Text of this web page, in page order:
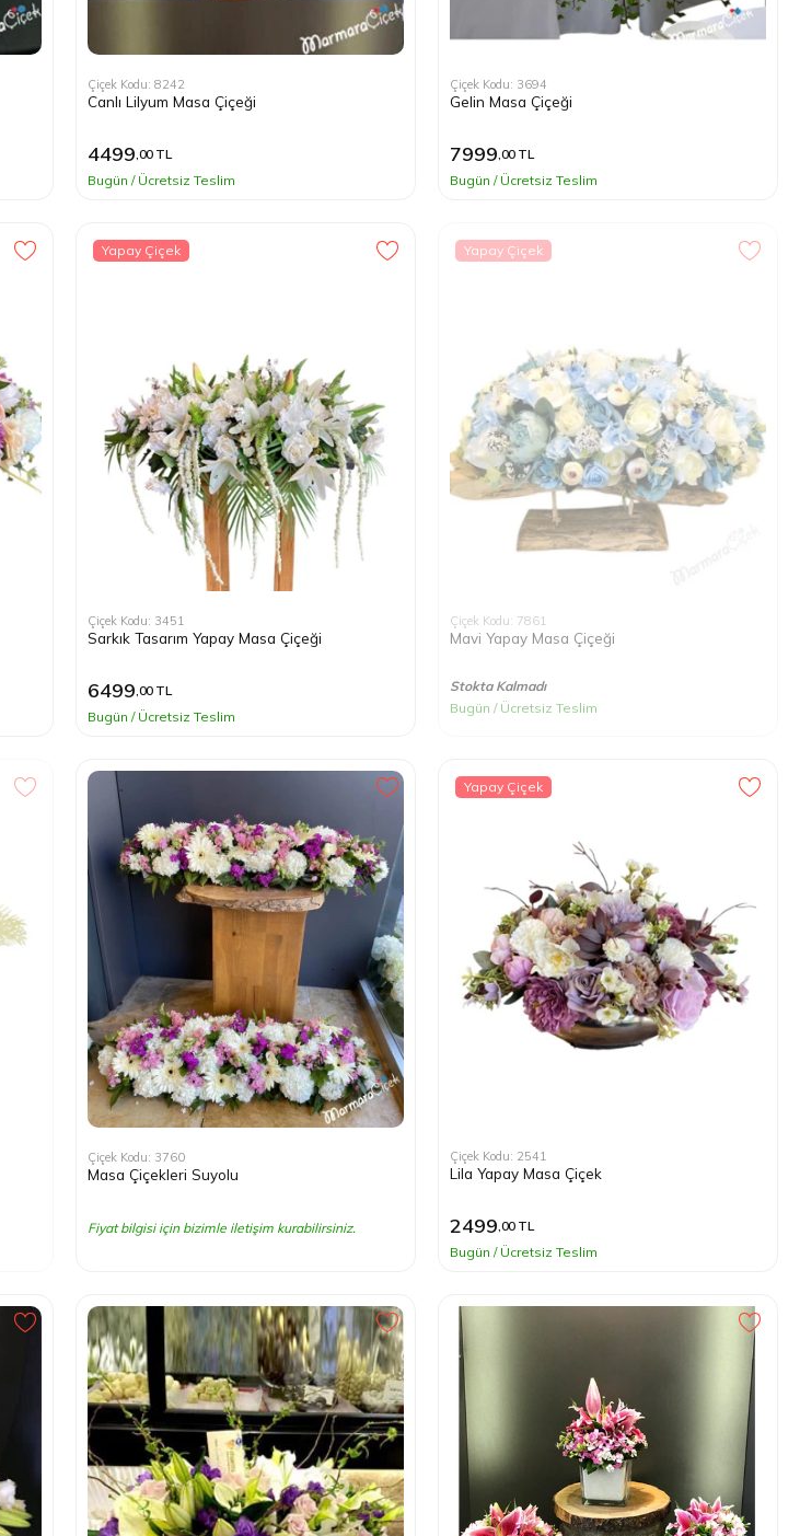
Çiçek Kodu: 8242
Canlı Lilyum Masa Çiçeği
4499,00 TL
Bugün / Ücretsiz Teslim
Çiçek Kodu: 3694
Gelin Masa Çiçeği
7999 ,00 TL
Bugün / Ücretsiz Teslim
Yapay Çiçek
Çiçek Kodu: 3451
Sarkık Tasarım Yapay Masa Çiçeği
6499 ,00 TL
Bugün / Ücretsiz Teslim
Yapay Çiçek
Çiçek Kodu: 7861
Mavi Yapay Masa Çiçeği
Stokta Kalmadı
Bugün / Ücretsiz Teslim
Çiçek Kodu: 3760
Masa Çiçekleri Suyolu
Fiyat bilgisi için bizimle iletişim kurabilirsiniz.
Yapay Çiçek
Çiçek Kodu: 2541
Lila Yapay Masa Çiçek
2499,00 TL
Bugün / Ücretsiz Teslim